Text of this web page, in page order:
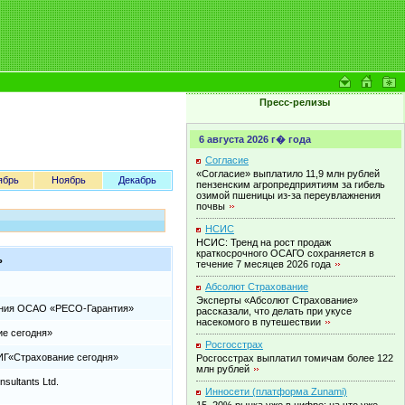
Ноябрь Декабрь
ОСАО «РЕСО-Гарантия»
сегодня»
сегодня»
Ltd.
Пресс-релизы
6 августа 2026 г� года
Согласие
«Согласие» выплатило 11,9 млн рублей
пензенским агропредприятиям за гибель
озимой пшеницы из-за переувлажнения
почвы
НСИС
НСИС: Тренд на рост продаж
краткосрочного ОСАГО сохраняется в
течение 7 месяцев 2026 года
Абсолют Страхование
Эксперты «Абсолют Страхование»
рассказали, что делать при укусе
насекомого в путешествии
Росгосстрах
Росгосстрах выплатил томичам более 122
млн рублей
Инносети (платформа Zunami)